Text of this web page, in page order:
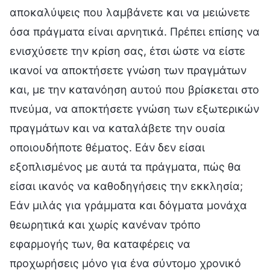
αποκαλύψεις που λαμβάνετε και να μειώνετε
όσα πράγματα είναι αρνητικά. Πρέπει επίσης να
ενισχύσετε την κρίση σας, έτσι ώστε να είστε
ικανοί να αποκτήσετε γνώση των πραγμάτων
και, με την κατανόηση αυτού που βρίσκεται στο
πνεύμα, να αποκτήσετε γνώση των εξωτερικών
πραγμάτων και να καταλάβετε την ουσία
οποιουδήποτε θέματος. Εάν δεν είσαι
εξοπλισμένος με αυτά τα πράγματα, πώς θα
είσαι ικανός να καθοδηγήσεις την εκκλησία;
Εάν μιλάς για γράμματα και δόγματα μονάχα
θεωρητικά και χωρίς κανέναν τρόπο
εφαρμογής των, θα καταφέρεις να
προχωρήσεις μόνο για ένα σύντομο χρονικό